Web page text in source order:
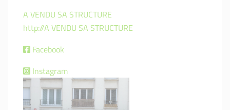
A VENDU SA STRUCTURE
http://A VENDU SA STRUCTURE
Facebook
Instagram